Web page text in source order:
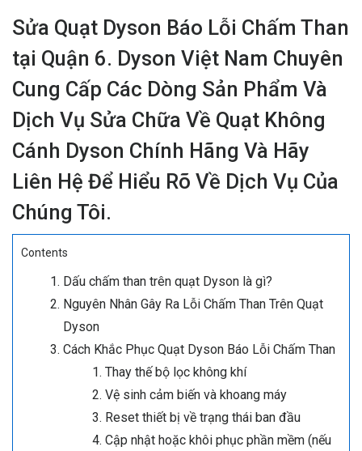
Sửa Quạt Dyson Báo Lỗi Chấm Than
tại Quận 6. Dyson Việt Nam Chuyên
Cung Cấp Các Dòng Sản Phẩm Và
Dịch Vụ Sửa Chữa Về Quạt Không
Cánh Dyson Chính Hãng Và Hãy
Liên Hệ Để Hiểu Rõ Về Dịch Vụ Của
Chúng Tôi.
Contents
Dấu chấm than trên quạt Dyson là gì?
Nguyên Nhân Gây Ra Lỗi Chấm Than Trên Quạt
Dyson
Cách Khắc Phục Quạt Dyson Báo Lỗi Chấm Than
Thay thế bộ lọc không khí
Vệ sinh cảm biến và khoang máy
Reset thiết bị về trạng thái ban đầu
Cập nhật hoặc khôi phục phần mềm (nếu